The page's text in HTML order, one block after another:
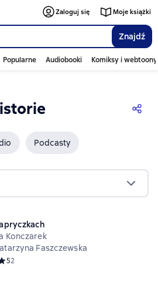
Znajdź
Zaloguj się Moje książki
Popularne Audiobooki Komiksy i webtoony
Podcasty
Konczarek
Faszczewska
рейтинг 5 на основе 2 оценок
52